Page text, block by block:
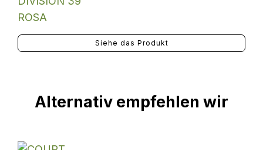
Siehe das Produkt
Alternativ empfehlen wir